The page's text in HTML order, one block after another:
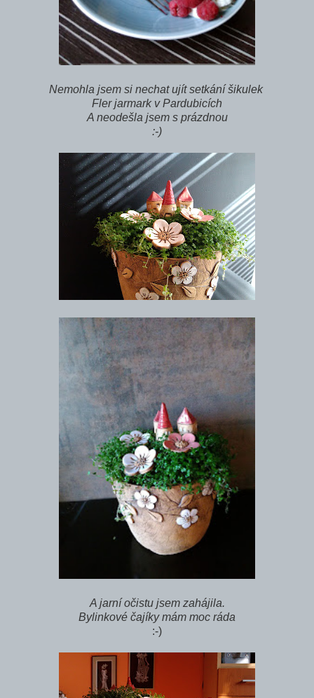
Nemohla jsem si nechat ujít setkání šikulek
Fler jarmark v Pardubicích
A neodešla jsem s prázdnou
:-)
A jarní očistu jsem zahájila.
Bylinkové čajíky mám moc ráda
:-)